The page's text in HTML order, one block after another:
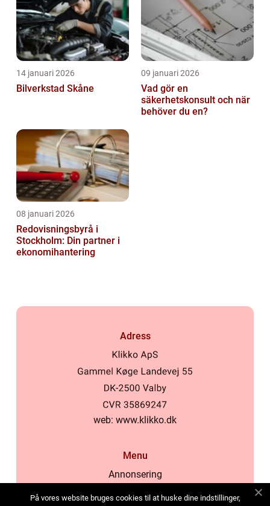
14 januari 2026
Bilverkstad Skåne
09 januari 2026
Vad gör en
säkerhetskonsult och när
behöver du en?
08 januari 2026
Redovisningsbyrå i
Stockholm: Din partner i
ekonomihantering
Adress
web: www.klikko.dk
Menu
Annonsering
På vores website bruges cookies til at huske dine indstillinger,